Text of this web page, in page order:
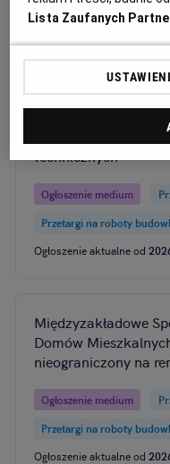
Ogłoszenia
SBM „TORWAR”
schodowych,
technicznych
Ogłoszenie medium
Przetargi na roboty
Ogłoszenie aktualne od
Międzyzakładowe
Domów
nieograniczony na
Ogłoszenie medium
Przetargi na roboty
Ogłoszenie aktualne od
Lista Zaufanych